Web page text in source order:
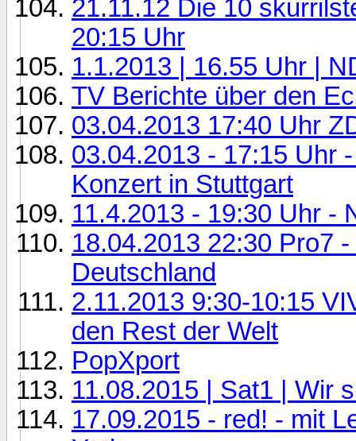
21.11.12 Die 10
20:15 Uhr
1.1.2013 | 16.55 Uhr |
TV Berichte über den
03.04.2013 17:40 Uhr
03.04.2013 - 17:15 Uhr
Konzert in Stuttgart
11.4.2013 - 19:30 Uhr -
18.04.2013 22:30 Pro7
Deutschland
2.11.2013 9:30-10:15
den Rest der Welt
PopXport
11.08.2015 | Sat1 | Wir
17.09.2015 - red! - mit